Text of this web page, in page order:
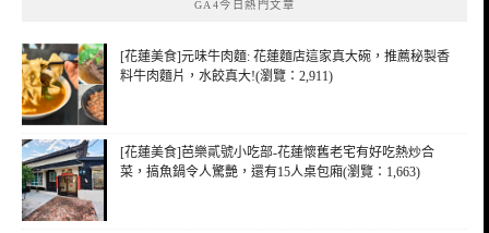
GA4今日熱門文章
[花蓮美食]元味牛肉麵: 花蓮麵店這家真大碗，推薦秘製香
料牛肉麵片，水餃真大!(瀏覽：2,911)
[花蓮美食]芭樂貳號小吃部-花蓮懷舊老宅有好吃熱炒合
菜，搞魚鍋令人驚艷，還有15人桌包廂(瀏覽：1,663)